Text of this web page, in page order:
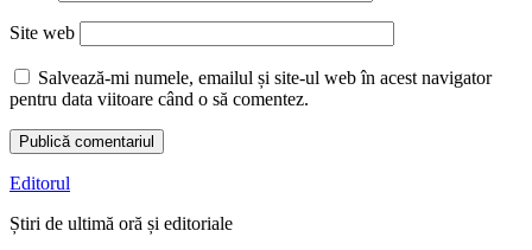
Site web
Salvează-mi numele, emailul și site-ul web în acest navigator
pentru data viitoare când o să comentez.
Editorul
Știri de ultimă oră și editoriale